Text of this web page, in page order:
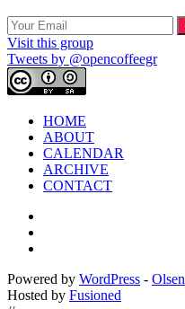
Visit this group
Tweets by @opencoffeegr
HOME
ABOUT
CALENDAR
ARCHIVE
CONTACT
Powered by WordPress - Olsen
Hosted by Fusioned